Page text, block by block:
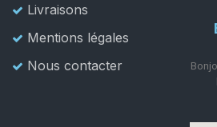
Livraisons
Mentions légales
Nous contacter